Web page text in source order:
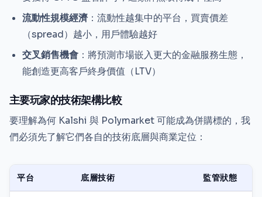
流動性規模經濟：流動性越集中的平台，買賣價差
（spread）越小，用戶體驗越好
交叉銷售機會 ：將預測市場嵌入更大的金融服務生態，
能創造更高客戶終身價值（LTV）
主要玩家的技術架構比較
要理解為何 Kalshi 與 Polymarket 可能成為併購標的，我
們必須先了解它們各自的技術底層與商業定位：
平台 底層技術 監管狀態